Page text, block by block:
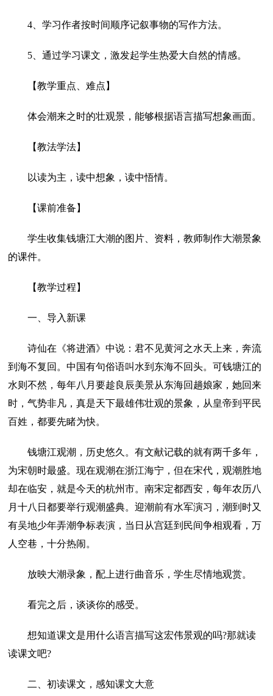
4、学习作者按时间顺序记叙事物的写作方法。
5、通过学习课文，激发起学生热爱大自然的情感。
【教学重点、难点】
体会潮来之时的壮观景，能够根据语言描写想象画面。
【教法学法】
以读为主，读中想象，读中悟情。
【课前准备】
学生收集钱塘江大潮的图片、资料，教师制作大潮景象
的课件。
【教学过程】
一、导入新课
诗仙在《将进酒》中说：君不见黄河之水天上来，奔流
到海不复回。中国有句俗语叫水到东海不回头。可钱塘江的
水则不然，每年八月要趁良辰美景从东海回趟娘家，她回来
时，气势非凡，真是天下最雄伟壮观的景象，从皇帝到平民
百姓，都要先睹为快。
钱塘江观潮，历史悠久。有文献记载的就有两千多年，
为宋朝时最盛。现在观潮在浙江海宁，但在宋代，观潮胜地
却在临安，就是今天的杭州市。南宋定都西安，每年农历八
月十八日都要举行观潮盛典。迎潮前有水军演习，潮到时又
有吴地少年弄潮争标表演，当日从宫廷到民间争相观看，万
人空巷，十分热闹。
放映大潮录象，配上进行曲音乐，学生尽情地观赏。
看完之后，谈谈你的感受。
想知道课文是用什么语言描写这宏伟景观的吗?那就读
读课文吧?
二、初读课文，感知课文大意